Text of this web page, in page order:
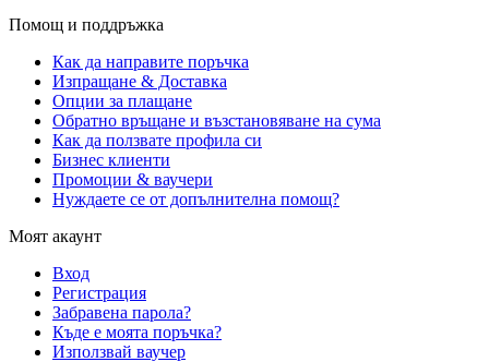
Помощ и поддръжка
Как да направите поръчка
Изпращане & Доставка
Опции за плащане
Обратно връщане и възстановяване на сума
Как да ползвате профила си
Бизнес клиенти
Промоции & ваучери
Нуждаете се от допълнителна помощ?
Моят акаунт
Вход
Регистрация
Забравена парола?
Къде е моята поръчка?
Използвай ваучер